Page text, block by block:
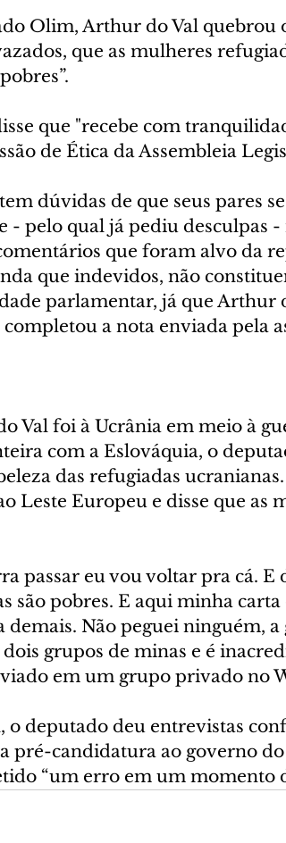
Olim, Arthur do Val quebrou
que as mulheres
que "recebe com
de Ética da Assembleia
dúvidas de que seus pares
- pelo qual já pediu desculpas
que foram alvo da
que indevidos, não
parlamentar, já que Arthur
a nota enviada pela
Val foi à Ucrânia em meio à
com a Eslováquia, o
das refugiadas
Leste Europeu e disse que as
passar eu vou voltar pra cá. E
são pobres. E aqui minha
demais. Não peguei ninguém,
grupos de minas e é
em um grupo privado no
o deputado deu entrevistas
pré-candidatura ao governo do
“um erro em um momento